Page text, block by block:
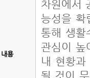
내용
차원에서
능성을 확
통해 생활
관심이 높
내 현황
될 것이